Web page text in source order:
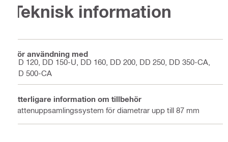
Teknisk information
För användning med
DD 120, DD 150-U, DD 160, DD 200, DD 250, DD 350-CA,
DD 500-CA
Ytterligare information om tillbehör
Vattenuppsamlingssystem för diametrar upp till 87 mm